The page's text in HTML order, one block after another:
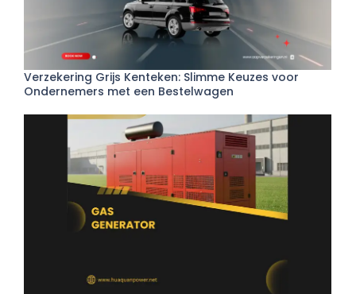
Verzekering Grijs Kenteken: Slimme Keuzes voor
Ondernemers met een Bestelwagen